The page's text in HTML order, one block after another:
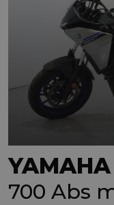
700 Abs